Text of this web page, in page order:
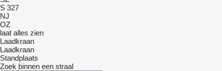
S 327
NJ
OZ
laat alles zien
Laadkraan
Laadkraan
Standplaats
Zoek binnen een straal